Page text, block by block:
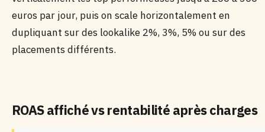
euros par jour, puis on scale horizontalement en
dupliquant sur des lookalike 2%, 3%, 5% ou sur des
placements différents.
ROAS affiché vs rentabilité après charges